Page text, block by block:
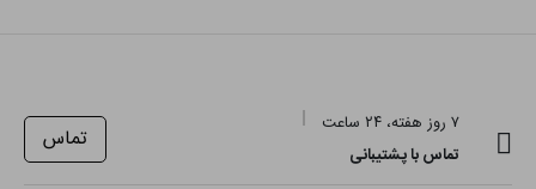
۷ روز هفته، ۲۴ ساعت
تماس با پشتیبانی
تماس